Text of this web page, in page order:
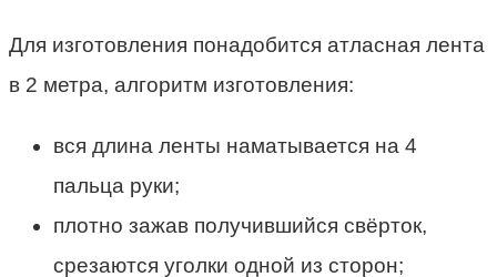
Для изготовления понадобится атласная лента
в 2 метра, алгоритм изготовления:
вся длина ленты наматывается на 4
пальца руки;
плотно зажав получившийся свёрток,
срезаются уголки одной из сторон;